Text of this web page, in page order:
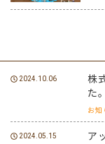
2024.10.06
株
た。
お知
2024.05.15
ア